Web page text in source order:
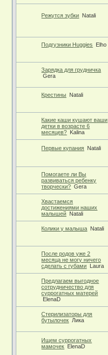
Режутся зубки Natali
Подгузники Huggies
Elho
Зарядка для грудничка
Gera
Крестины Natali
Какие каши кушают ваши
детки в возрасте 6
месяцев? Kalina
Первые купания Natali
Помогаете ли Вы
развиваться ребенку
творчески? Gera
Хвастаемся
достижениями наших
малышей Natali
Колики у малыша Natali
После родов уже 2
месяца не могу ничего
сделать с губами Laura
Предлагаем выгодное
сотрудничество для
суррогатных матерей
ElenaD
Стерилизаторы для
бутылочек Лика
Ищем суррогатных
мамочек ElenaD